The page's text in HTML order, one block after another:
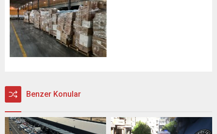
Benzer Konular